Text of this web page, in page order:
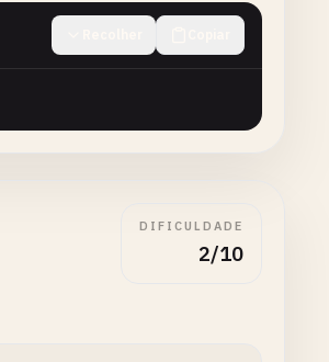
DIFICULDADE
2/10